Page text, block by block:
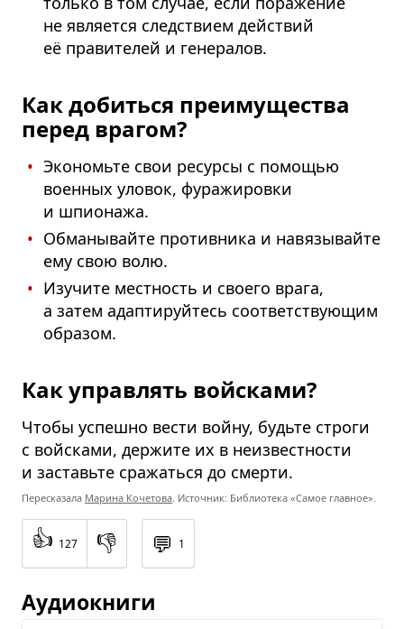
не является следствием действий
её правителей и генералов.
Как добиться преимущества
перед врагом?
Экономьте свои ресурсы с помощью
военных уловок, фуражировки
и шпионажа.
Обманывайте противника и навязывайте
ему свою волю.
Изучите местность и своего врага,
а затем адаптируйтесь соответ­ствующим
образом.
Как управлять войсками?
Чтобы успешно вести войну, будьте строги
с войсками, держите их в неизвестности
и заставьте сражаться до смерти.
Пересказала Марина Кочетова. Источник: Библиотека «Самое главное».
👍 127 👎 💬 1
Аудиокниги